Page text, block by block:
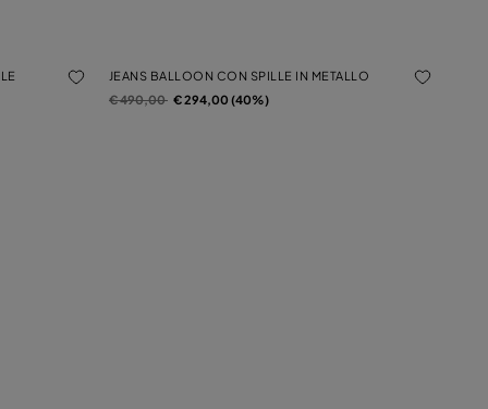
JEANS BALLOON CON SPILLE IN METALLO
Prezzo ridotto da
€ 490,00a € 294,00 (40%)